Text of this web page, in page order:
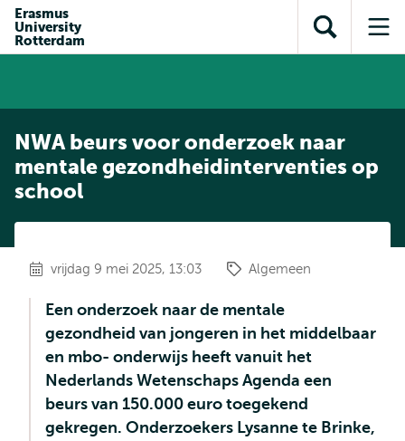
inhoud
Direct naar
subnavigatie
Erasmus
University
Rotterdam
Toon
zoekveld
NWA beurs voor onderzoek naar
mentale gezondheidinterventies op
school
vrijdag 9 mei 2025, 13:03 Algemeen
Een onderzoek naar de mentale
gezondheid van jongeren in het middelbaar
en mbo- onderwijs heeft vanuit het
Nederlands Wetenschaps Agenda een
beurs van 150.000 euro toegekend
gekregen. Onderzoekers Lysanne te Brinke,